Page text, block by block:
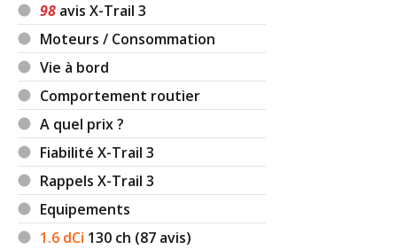
98 avis X-Trail 3
Moteurs / Consommation
Vie à bord
Comportement routier
A quel prix ?
Fiabilité X-Trail 3
Rappels X-Trail 3
Equipements
1.6 dCi 130 ch (87 avis)